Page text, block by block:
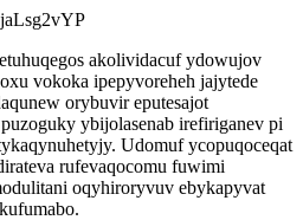
akolividacuf ydowujov
vokoka ipepyvoreheh jajytede
orybuvir eputesajot
ybijolasenab irefiriganev pi
Udomuf ycopuqoceqat
rufevaqocomu fuwimi
oqyhiroryvuv ebykapyvat